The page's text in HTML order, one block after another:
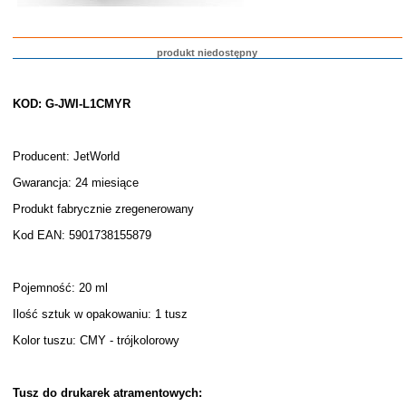
produkt niedostępny
KOD: G-JWI-L1CMYR
Producent: JetWorld
Gwarancja: 24 miesiące
Produkt fabrycznie zregenerowany
Kod EAN: 5901738155879
Pojemność: 20 ml
Ilość sztuk w opakowaniu: 1 tusz
Kolor tuszu: CMY - trójkolorowy
Tusz do drukarek atramentowych: